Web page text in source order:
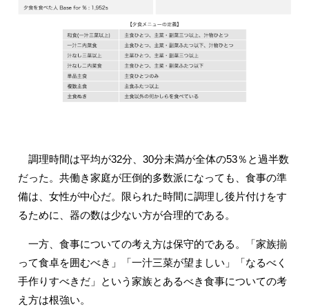
調理時間は平均が32分、30分未満が全体の53％と過半数
だった。共働き家庭が圧倒的多数派になっても、食事の準
備は、女性が中心だ。限られた時間に調理し後片付けをす
るために、器の数は少ない方が合理的である。
一方、食事についての考え方は保守的である。「家族揃
って食卓を囲むべき」「一汁三菜が望ましい」「なるべく
手作りすべきだ」という家族とあるべき食事についての考
え方は根強い。